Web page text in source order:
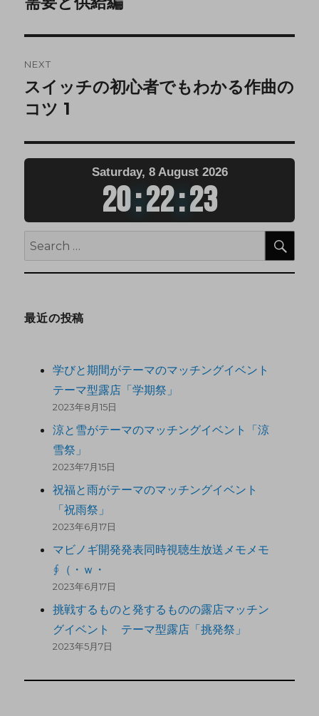
NEXT
スイッチの初心者でもわかる作曲の
コツ 1
Saturday, 8 August 2026
20:22:23
最近の投稿
学びと期間がテーマのマッチングイベント
テーマ型露店「学期祭」
2023年8月15日
涼と雪がテーマのマッチングイベント「涼
雪祭」
2023年7月15日
祝福と雨がテーマのマッチングイベント
「祝雨祭」
2023年6月17日
マビノギ開発発表同時視聴生放送メモメモ
∮（・ｗ・
2023年6月17日
挑戦するものと発するものの露店マッチン
グイベント テーマ型露店「挑発祭」
2023年5月7日